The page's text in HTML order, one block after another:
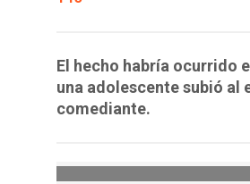
El hecho habría ocurrido
una adolescente subió al
comediante.